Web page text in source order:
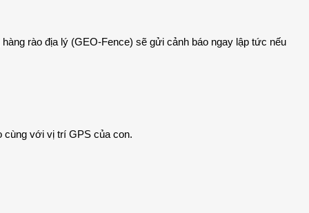
rào địa lý (GEO-Fence) sẽ gửi cảnh báo ngay lập tức nếu
cùng với vị trí GPS của con.